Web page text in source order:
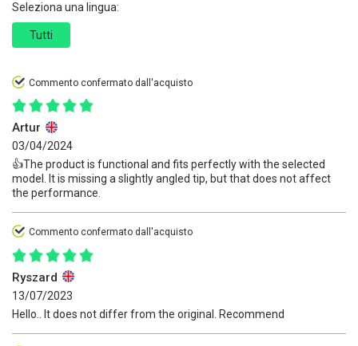
Seleziona una lingua:
Tutti
Commento confermato dall'acquisto
Artur
03/04/2024
👍️The product is functional and fits perfectly with the selected
model. It is missing a slightly angled tip, but that does not affect
the performance.
Commento confermato dall'acquisto
Ryszard
13/07/2023
Hello.. It does not differ from the original. Recommend